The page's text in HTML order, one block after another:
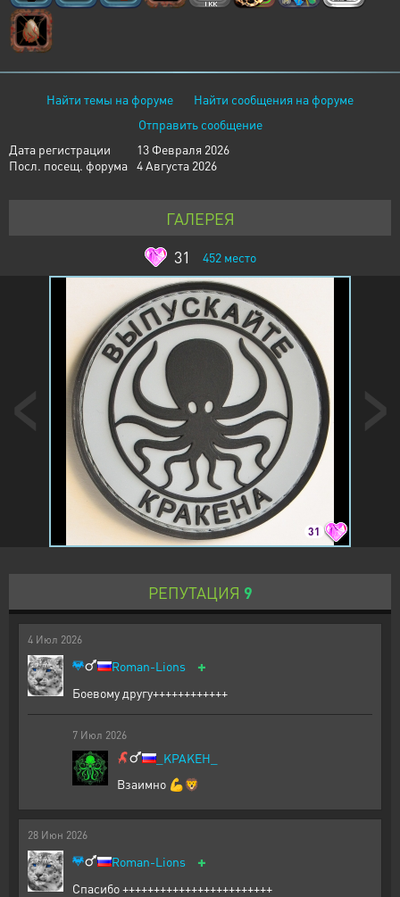
Найти темы на форуме
Найти сообщения на форуме
Отправить сообщение
Дата регистрации
13 Февраля 2026
Посл. посещ. форума 4 Августа 2026
ГАЛЕРЕЯ
31
452место
31
РЕПУТАЦИЯ 9
4 Июл 2026
Roman-Lions +
Боевому другу++++++++++++
7 Июл 2026
_KPAKEH_
Взаимно 💪🦁
28 Июн 2026
Roman-Lions +
Спасибо ++++++++++++++++++++++++